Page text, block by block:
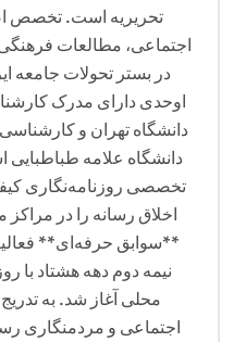
تحریریه است. تخصص
اجتماعی، مطالعات
در بستر تحولات
اوحدی دارای مدرک
دانشگاه تهران و
دانشگاه علامه
تخصصی روزنامه‌نگاری
اخلاق رسانه را در
**سوابق حرفه‌ای**
نیمه دوم دهه هشتاد با
محلی آغاز شد. به
اجتماعی و مردمنگاری